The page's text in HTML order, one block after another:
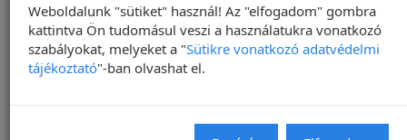
2020. 03. 21. | Frissítve: 2020. 04. 15. 18:15
NAPIKÉP
Weboldalunk "sütiket" használ! Az "elfogadom" gombra
kattintva Ön tudomásul veszi a használatukra vonatkozó
szabályokat, melyeket a "Sütikre vonatkozó adatvédelmi
tájékoztató"-ban olvashat el.